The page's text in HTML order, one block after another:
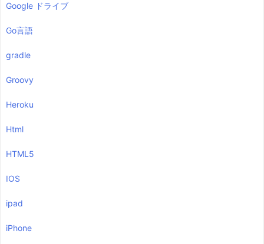
Google ドライブ
Go言語
gradle
Groovy
Heroku
Html
HTML5
IOS
ipad
iPhone